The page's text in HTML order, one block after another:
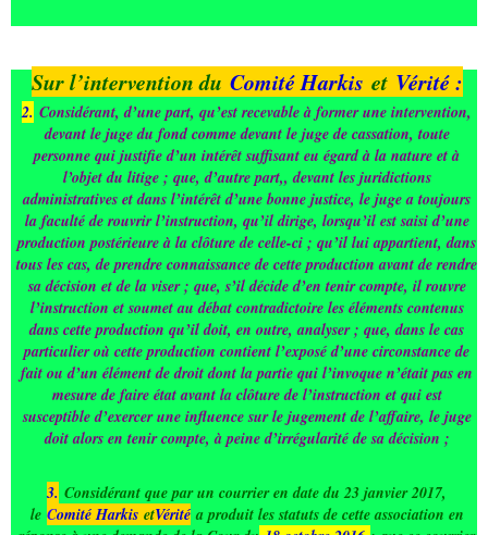
Sur l’intervention du Comité Harkis etVérité :
2. Considérant, d’une part, qu’est recevable à former une intervention,
devant le juge du fond comme devant le juge de cassation, toute
personne qui justifie d’un intérêt suffisant eu égard à la nature et à
l’objet du litige ; que, d’autre part,, devant les juridictions
administratives et dans l’intérêt d’une bonne justice, le juge a toujours
la faculté de rouvrir l’instruction, qu’il dirige, lorsqu’il est saisi d’une
production postérieure à la clôture de celle-ci ; qu’il lui appartient, dans
tous les cas, de prendre connaissance de cette production avant de rendre
sa décision et de la viser ; que, s’il décide d’en tenir compte, il rouvre
l’instruction et soumet au débat contradictoire les éléments contenus
dans cette production qu’il doit, en outre, analyser ; que, dans le cas
particulier où cette production contient l’exposé d’une circonstance de
fait ou d’un élément de droit dont la partie qui l’invoque n’était pas en
mesure de faire état avant la clôture de l’instruction et qui est
susceptible d’exercer une influence sur le jugement de l’affaire, le juge
doit alors en tenir compte, à peine d’irrégularité de sa décision ;
3. Considérant que par un courrier en date du 23 janvier 2017,
le Comité Harkis etVérité a produit les statuts de cette association en